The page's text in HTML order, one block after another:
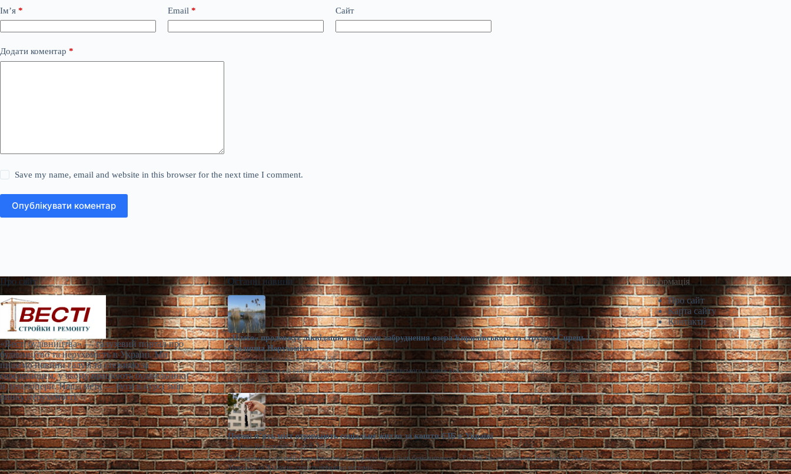
Ім’я * Email * Сайт
Додати коментар *
Save my name, email and website in this browser for the next time I comment.
Опублікувати коментар
Про сайт
«Весті будівництва» — галузевий портал про
будівництво та нерухомість в Україні. Ми
пишемо новини галузі та стежимо за
середовищем, у якому працюють будівельники
й девелопери. Наша мета — бути в курсі змін
ринку нерухомості.
Останні новини
«Плесо» продовжує ліквідацію наслідків забруднення озера Кирилівського та струмка Сирець |
Столична Нерухомість
Ганна Герасименко
Сер 7, 2026
> Роботи тривали від вулиці Богатирської до озера Кирилівського, а також вище за течією в напрямку джерела забруднення.
Сьогодні, 10:15…
Перші п’ять міст отримають соціальне житло за кошти ЄІБ в Україні
Діана Ярмоленко
Сер 6, 2026
Для окремих категорій громадян соціальна оренда може бути безкоштовною. / Freepik Кропивницький, Кременчук, Львів,
Миколаїв та Житомир стануть першими містами,…
Інформація
Про сайт
Карта сайту
Контакти